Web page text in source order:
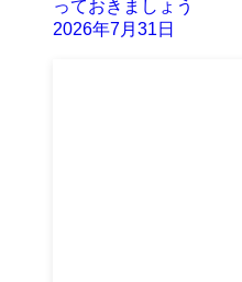
っておきましょう
2026年7月31日